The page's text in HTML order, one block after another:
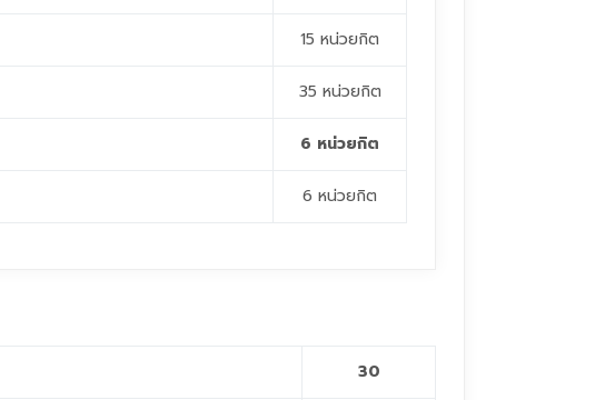
15 หน่วยกิต
35 หน่วยกิต
6 หน่วยกิต
6 หน่วยกิต
30